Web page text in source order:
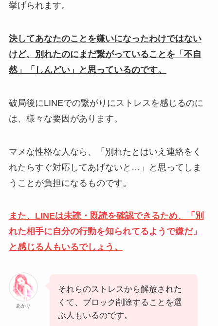
挙げられます。
決してあなたのことを嫌いになったわけではない
けど、別れたのにまだ繋がっていることを「不自
然」「しんどい」と思っているのです。
破局後にLINEでの繋がりにストレスを感じるのに
は、様々な要因があります。
マメな性格な人なら、「別れたとはいえ連絡をく
れたらすぐ対応してあげないと…」と思ってしま
うことが負担になるものです。
また、LINEは未読・既読を確認できるため、「別
れた相手に自分の行動を知られてるようで嫌だ」
と感じる人もいるでしょう。
あかり
それらのストレスから解放された
くて、ブロック削除することを選
ぶ人もいるのです。